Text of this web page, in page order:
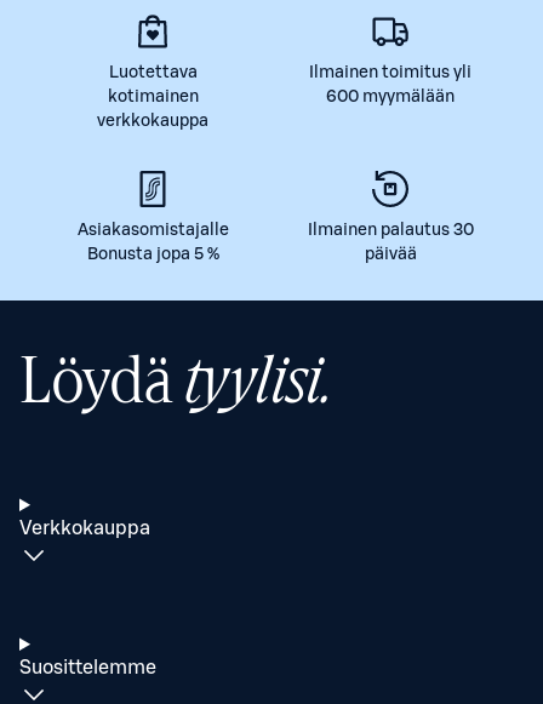
Luotettava
kotimainen
verkkokauppa
Ilmainen toimitus yli
600 myymälään
Asiakasomistajalle
Bonusta jopa 5 %
Ilmainen palautus 30
päivää
Löydätyylisi.
Verkkokauppa
Suosittelemme